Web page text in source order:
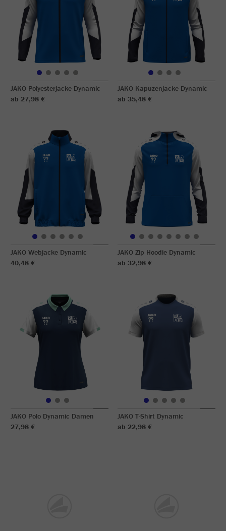
JAKO Polyesterjacke Dynamic
ab 27,98 €
JAKO Kapuzenjacke Dynamic
ab 35,48 €
JAKO Webjacke Dynamic
40,48 €
JAKO Zip Hoodie Dynamic
ab 32,98 €
JAKO Polo Dynamic Damen
27,98 €
JAKO T-Shirt Dynamic
ab 22,98 €